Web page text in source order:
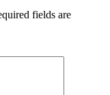
fields are